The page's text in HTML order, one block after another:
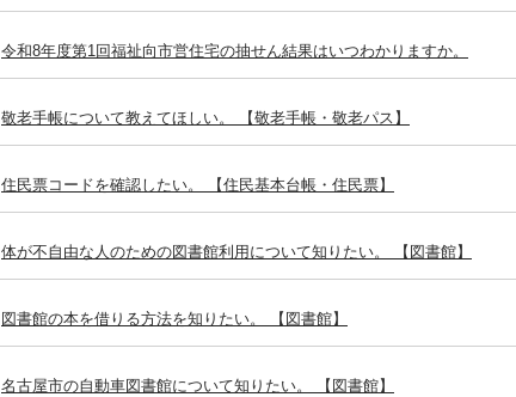
令和8年度第1回福祉向市営住宅の抽せん結果はいつわかりますか。
敬老手帳について教えてほしい。 【敬老手帳・敬老パス】
住民票コードを確認したい。 【住民基本台帳・住民票】
体が不自由な人のための図書館利用について知りたい。 【図書館】
図書館の本を借りる方法を知りたい。 【図書館】
名古屋市の自動車図書館について知りたい。 【図書館】